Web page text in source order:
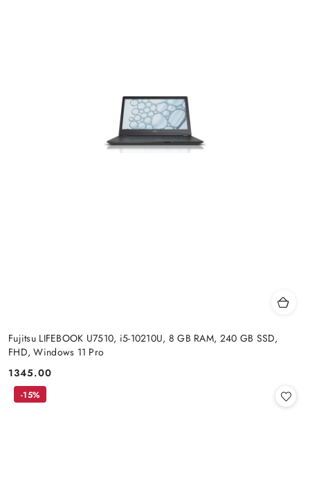
Fujitsu LIFEBOOK U7510, i5-10210U, 8 GB RAM, 240 GB SSD,
FHD, Windows 11 Pro
Cena:
1345.00
-15%